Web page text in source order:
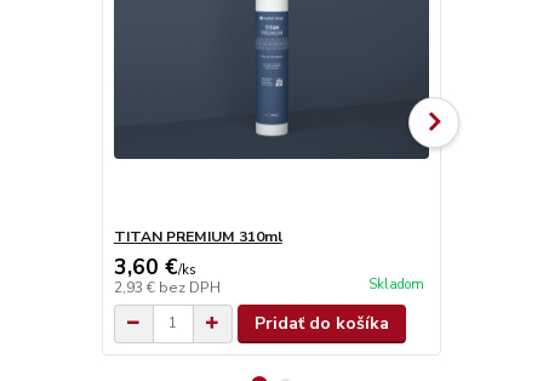
TITAN PREMIUM 310ml
3,60 €/ks
2,93 € bez DPH Skladom
Pridať do košíka